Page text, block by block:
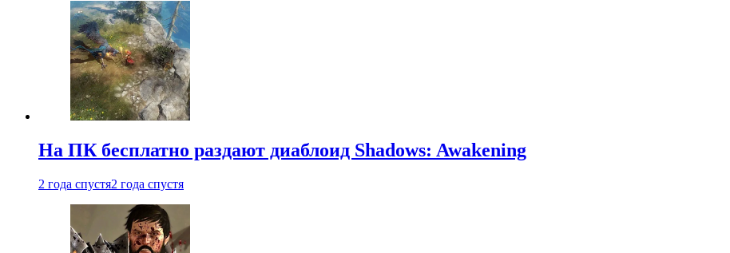
На ПК бесплатно раздают диаблоид Shadows: Awakening
2 года спустя2 года спустя